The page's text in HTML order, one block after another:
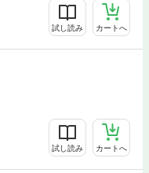
試し読み カートへ
試し読み カートへ